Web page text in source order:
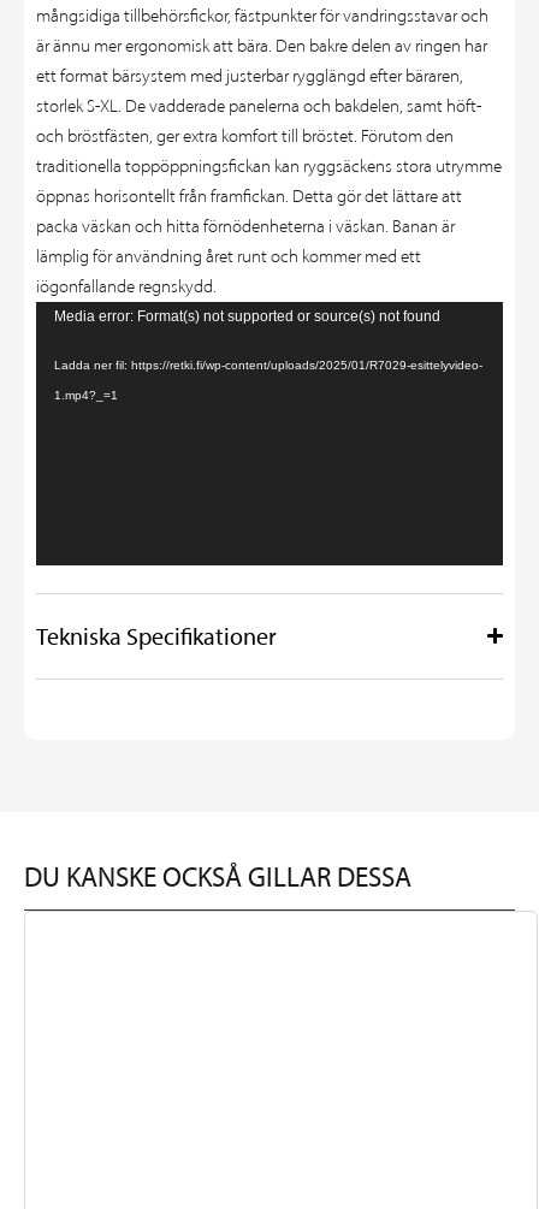
mångsidiga tillbehörsfickor, fästpunkter för vandringsstavar och
är ännu mer ergonomisk att bära. Den bakre delen av ringen har
ett format bärsystem med justerbar rygglängd efter bäraren,
storlek S-XL. De vadderade panelerna och bakdelen, samt höft-
och bröstfästen, ger extra komfort till bröstet. Förutom den
traditionella toppöppningsfickan kan ryggsäckens stora utrymme
öppnas horisontellt från framfickan. Detta gör det lättare att
packa väskan och hitta förnödenheterna i väskan. Banan är
lämplig för användning året runt och kommer med ett
iögonfallande regnskydd.
Videospelare
Media error: Format(s) not supported or source(s) not found
Ladda ner fil: https://retki.fi/wp-content/uploads/2025/01/R7029-esittelyvideo-
1.mp4?_=1
Tekniska Specifikationer
DU KANSKE OCKSÅ GILLAR DESSA